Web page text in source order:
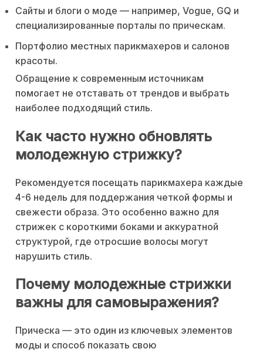
Сайты и блоги о моде — например, Vogue, GQ и
специализированные порталы по прическам.
Портфолио местных парикмахеров и салонов
красоты.
Обращение к современным источникам
помогает не отставать от трендов и выбрать
наиболее подходящий стиль.
Как часто нужно обновлять
молодежную стрижку?
Рекомендуется посещать парикмахера каждые
4-6 недель для поддержания четкой формы и
свежести образа. Это особенно важно для
стрижек с короткими боками и аккуратной
структурой, где отросшие волосы могут
нарушить стиль.
Почему молодежные стрижки
важны для самовыражения?
Прическа — это один из ключевых элементов
моды и способ показать свою